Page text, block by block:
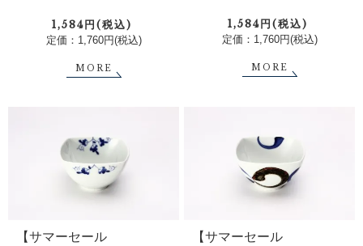
1,584円(税込)
定価：1,760円(税込)
MORE
1,584円(税込)
定価：1,760円(税込)
MORE
【サマーセール
【サマーセール